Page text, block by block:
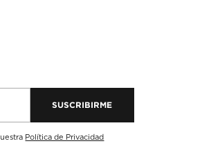
SUSCRIBIRME
Política de Privacidad